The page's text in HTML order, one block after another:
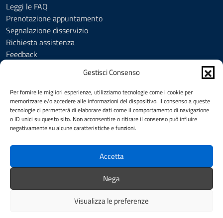
Gestisci Consenso
Per fornire le migliori esperienze, utilizziamo tecnologie come i cookie per
memorizzare e/o accedere alle informazioni del dispositivo. Il consenso a queste
tecnologie ci permetterà di elaborare dati come il comportamento di navigazione
o ID unici su questo sito. Non acconsentire o ritirare il consenso può influire
negativamente su alcune caratteristiche e funzioni.
Accetta
Nega
Visualizza le preferenze
Leggi le FAQ
Prenotazione appuntamento
Segnalazione disservizio
Richiesta assistenza
Feedback
Informativa privacy
Cookie Policy (UE)
Social Media Policy
Note legali
SEGUICI SU
Facebook YouTube